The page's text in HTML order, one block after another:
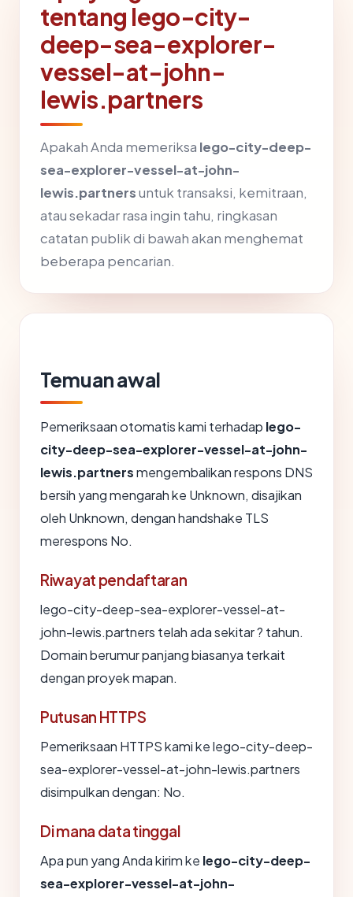
tentang lego-city-
deep-sea-explorer-
vessel-at-john-
lewis.partners
Apakah Anda memeriksa lego-city-deep-
sea-explorer-vessel-at-john-
lewis.partnersuntuk transaksi, kemitraan,
atau sekadar rasa ingin tahu, ringkasan
catatan publik di bawah akan menghemat
beberapa pencarian.
Temuan awal
Pemeriksaan otomatis kami terhadap lego-
city-deep-sea-explorer-vessel-at-john-
lewis.partnersmengembalikan respons DNS
bersih yang mengarah ke Unknown, disajikan
oleh Unknown, dengan handshake TLS
merespons No.
Riwayat pendaftaran
lego-city-deep-sea-explorer-vessel-at-
john-lewis.partners telah ada sekitar ? tahun.
Domain berumur panjang biasanya terkait
dengan proyek mapan.
Putusan HTTPS
Pemeriksaan HTTPS kami ke lego-city-deep-
sea-explorer-vessel-at-john-lewis.partners
disimpulkan dengan: No.
Di mana data tinggal
Apa pun yang Anda kirim ke lego-city-deep-
sea-explorer-vessel-at-john-